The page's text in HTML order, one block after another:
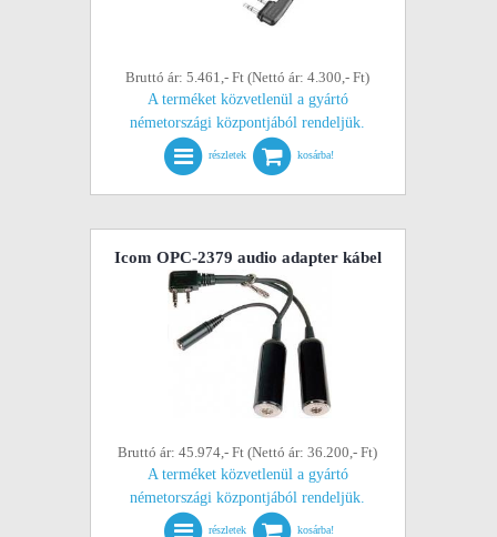
Bruttó ár: 5.461,- Ft (Nettó ár: 4.300,- Ft)
A terméket közvetlenül a gyártó
németországi központjából rendeljük.
részletek kosárba!
Icom OPC-2379 audio adapter kábel
Bruttó ár: 45.974,- Ft (Nettó ár: 36.200,- Ft)
A terméket közvetlenül a gyártó
németországi központjából rendeljük.
részletek kosárba!